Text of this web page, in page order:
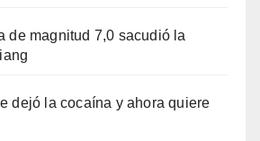
de magnitud 7,0 sacudió la
dejó la cocaína y ahora quiere